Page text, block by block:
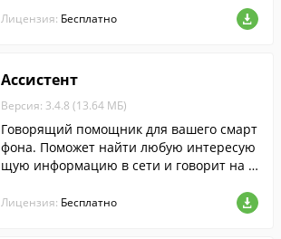
Лицензия: Бесплатно
Ассистент
Версия: 3.4.8 (13.64 МБ)
Говорящий помощник для вашего смарт
фона. Поможет найти любую интересую
щую информацию в сети и говорит на р
Лицензия: Бесплатно